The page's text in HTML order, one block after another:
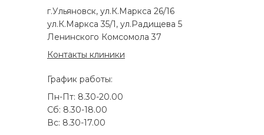
г.Ульяновск, ул.К.Маркса 26/16
ул.К.Маркса 35/1, ул.Радищева 5
Ленинского Комсомола 37
Контакты клиники
График работы:
Пн-Пт: 8.30-20.00
Сб: 8.30-18.00
Вс: 8.30-17.00